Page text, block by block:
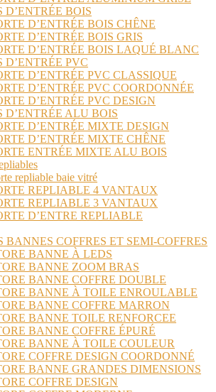
D’ENTRÉE BOIS
D’ENTRÉE BOIS CHÊNE
D’ENTRÉE BOIS GRIS
D’ENTRÉE BOIS LAQUÉ BLANC
D’ENTRÉE PVC
D’ENTRÉE PVC CLASSIQUE
D’ENTRÉE PVC COORDONNÉE
D’ENTRÉE PVC DESIGN
D’ENTRÉE ALU BOIS
D’ENTRÉE MIXTE DESIGN
D’ENTRÉE MIXTE CHÊNE
ENTRÉE MIXTE ALU BOIS
repliable baie vitré
REPLIABLE 4 VANTAUX
REPLIABLE 3 VANTAUX
D’ENTRE REPLIABLE
BANNES COFFRES ET SEMI-COFFRES
BANNE À LEDS
BANNE ZOOM BRAS
BANNE COFFRE DOUBLE
BANNE À TOILE ENROULABLE
BANNE COFFRE MARRON
BANNE TOILE RENFORCEE
BANNE COFFRE ÉPURÉ
BANNE À TOILE COULEUR
COFFRE DESIGN COORDONNÉ
BANNE GRANDES DIMENSIONS
COFFRE DESIGN